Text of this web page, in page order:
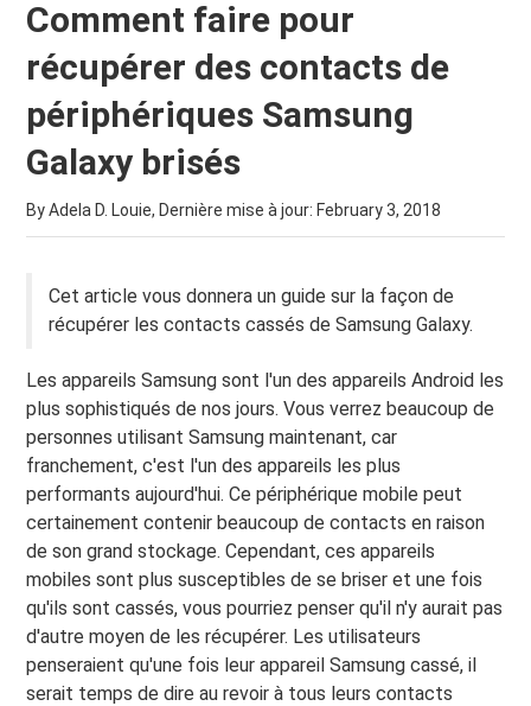
Comment faire pour
récupérer des contacts de
périphériques Samsung
Galaxy brisés
By Adela D. Louie, Dernière mise à jour: February 3, 2018
Cet article vous donnera un guide sur la façon de
récupérer les contacts cassés de Samsung Galaxy.
Les appareils Samsung sont l'un des appareils Android les
plus sophistiqués de nos jours. Vous verrez beaucoup de
personnes utilisant Samsung maintenant, car
franchement, c'est l'un des appareils les plus
performants aujourd'hui. Ce périphérique mobile peut
certainement contenir beaucoup de contacts en raison
de son grand stockage. Cependant, ces appareils
mobiles sont plus susceptibles de se briser et une fois
qu'ils sont cassés, vous pourriez penser qu'il n'y aurait pas
d'autre moyen de les récupérer. Les utilisateurs
penseraient qu'une fois leur appareil Samsung cassé, il
serait temps de dire au revoir à tous leurs contacts